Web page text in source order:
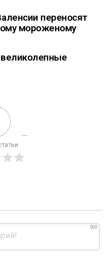
переносят
мороженому
500